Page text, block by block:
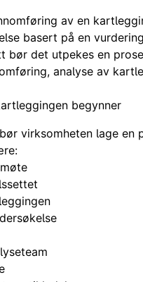
av en
basert på en
bør det utpekes en
analyse av
begynner
virksomheten lage